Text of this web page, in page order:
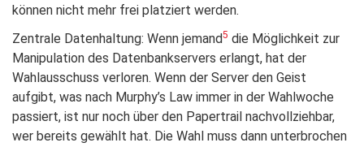
können nicht mehr frei platziert werden.
Zentrale Datenhaltung: Wenn jemand5 die Möglichkeit zur
Manipulation des Datenbankservers erlangt, hat der
Wahlausschuss verloren. Wenn der Server den Geist
aufgibt, was nach Murphy’s Law immer in der Wahlwoche
passiert, ist nur noch über den Papertrail nachvollziehbar,
wer bereits gewählt hat. Die Wahl muss dann unterbrochen